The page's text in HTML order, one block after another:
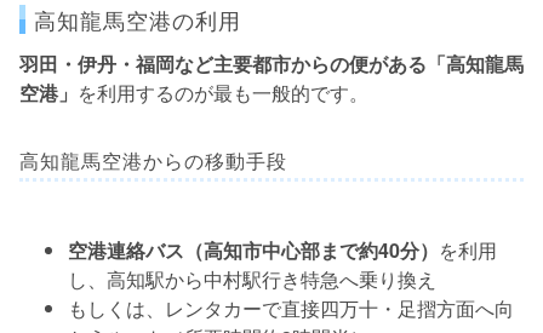
高知龍馬空港の利用
羽田・伊丹・福岡など主要都市からの便がある「高知龍馬
空港」 を利用するのが最も一般的です。
高知龍馬空港からの移動手段
空港連絡バス（高知市中心部まで約40分） を利用
し、高知駅から中村駅行き特急へ乗り換え
もしくは、レンタカーで直接四万十・足摺方面へ向